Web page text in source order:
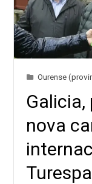
Ourense
nova